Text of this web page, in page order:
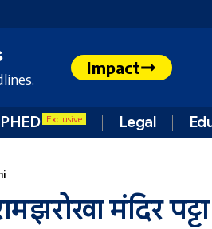
Impact
PHED Exclusive Legal
मंदिर